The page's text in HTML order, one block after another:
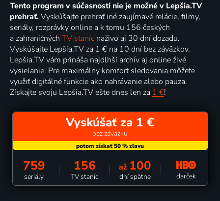
Tento program v súčasnosti nie je možné v Lepšia.TV
prehrať.Vyskúšajte prehrať iné zaujímavé relácie, filmy,
seriály, rozprávky online a k tomu 156 českých
a zahraničných TV staníc naživo aj 30 dní dozadu.
Vyskúšajte Lepšia.TV za 1 € na 10 dní bez záväzkov.
Lepšia.TV vám prináša najdlhší archív aj online živé
vysielanie. Pre maximálny komfort sledovania môžete
využiť digitálné funkcie ako nahrávanie alebo pauza.
Získajte svoju Lepšia.TV ešte dnes len za 1 €!
Vyskúšať za 1 €
bez záväzku
759
seriály
156
TV staníc
až 100
dní spätne darček